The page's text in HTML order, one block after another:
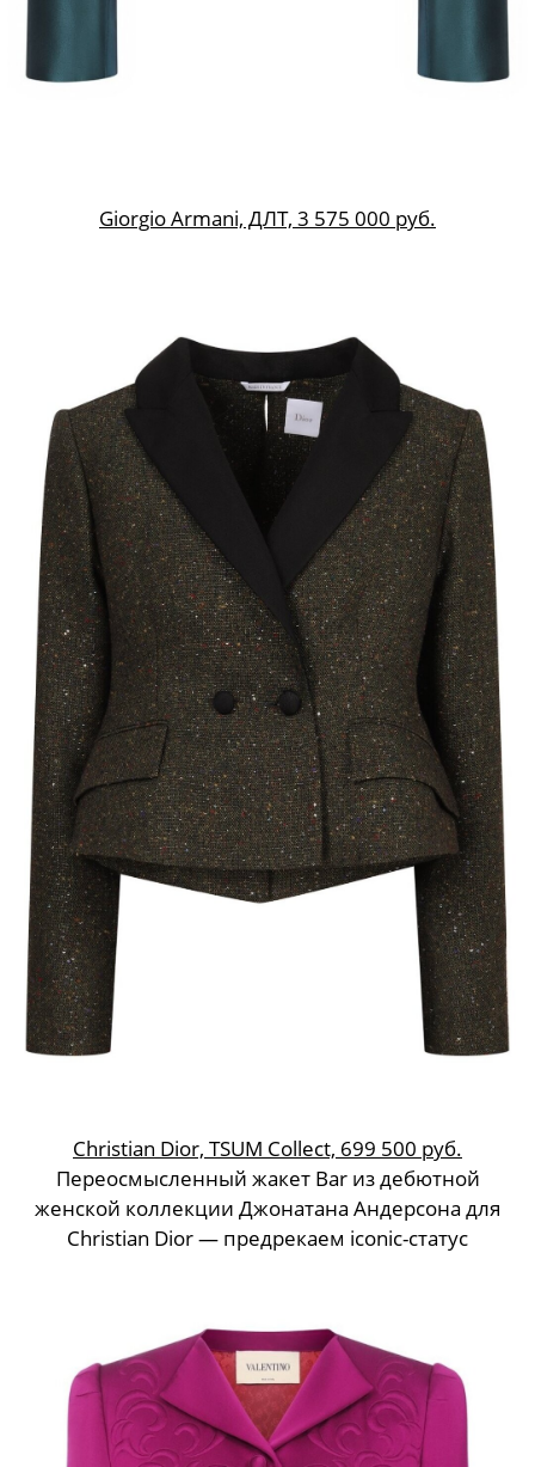
Giorgio Armani, ДЛТ, 3 575 000 руб.
Christian Dior, TSUM Collect, 699 500 руб.
Переосмысленный жакет Bar из дебютной
женской коллекции Джонатана Андерсона для
Christian Dior — предрекаем iconic-статус